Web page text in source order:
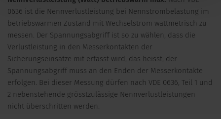
0636 ist die Nennverlustleistung bei Nennstrombelastung im
betriebswarmen Zustand mit Wechselstrom wattmetrisch zu
messen. Der Spannungsabgriff ist so zu wählen, dass die
Verlustleistung in den Messerkontakten der
Sicherungseinsätze mit erfasst wird, das heisst, der
Spannungsabgriff muss an den Enden der Messerkontakte
erfolgen. Bei dieser Messung dürfen nach VDE 0636, Teil 1 und
2 nebenstehende grösstzulässige Nennverlustleistungen
nicht überschritten werden.